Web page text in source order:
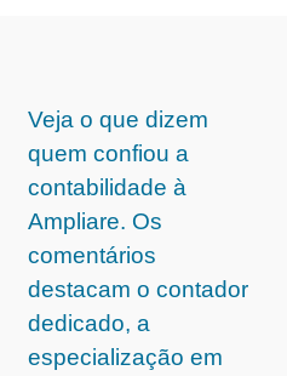
Veja o que dizem
quem confiou a
contabilidade à
Ampliare. Os
comentários
destacam o contador
dedicado, a
especialização em